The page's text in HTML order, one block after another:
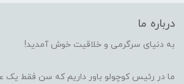
درباره ما
به دنیای سرگرمی و خلاقیت خوش آمدید!
ما در رئیس کوچولو باور داریم که سن فقط